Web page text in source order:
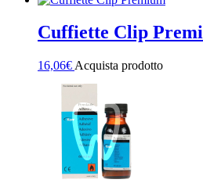
Cuffiette Clip
16,06€ Acquista prodotto